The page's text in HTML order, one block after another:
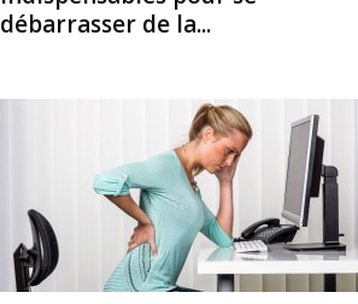
débarrasser de la...